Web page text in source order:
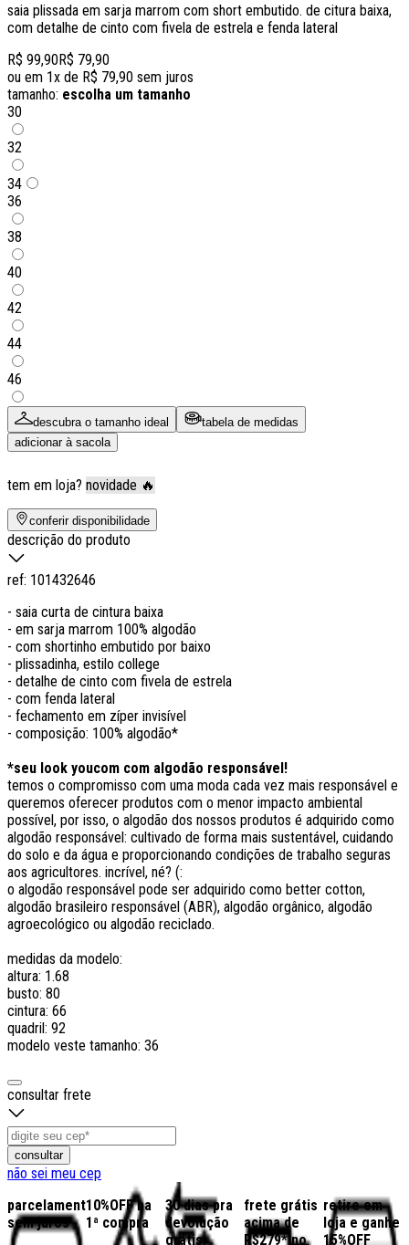
saia plissada em sarja marrom com short embutido. de citura baixa,
com detalhe de cinto com fivela de estrela e fenda lateral
R$ 99,90R$ 79,90
ou em 1x de R$ 79,90 sem juros
tamanho: escolha um tamanho
30
32
34
36
38
40
42
44
46
descubra o tamanho ideal
tabela de medidas
adicionar à sacola
tem em loja? novidade 🔥
conferir disponibilidade
descrição do produto
ref: 101432646
- saia curta de cintura baixa
- em sarja marrom 100% algodão
- com shortinho embutido por baixo
- plissadinha, estilo college
- detalhe de cinto com fivela de estrela
- com fenda lateral
- fechamento em zíper invisível
- composição: 100% algodão*
*seu look youcom com algodão responsável!
temos o compromisso com uma moda cada vez mais responsável e
queremos oferecer produtos com o menor impacto ambiental
possível, por isso, o algodão dos nossos produtos é adquirido como
algodão responsável: cultivado de forma mais sustentável, cuidando
do solo e da água e proporcionando condições de trabalho seguras
aos agricultores. incrível, né? (:
o algodão responsável pode ser adquirido como better cotton,
algodão brasileiro responsável (ABR), algodão orgânico, algodão
agroecológico ou algodão reciclado.
medidas da modelo:
altura: 1.68
busto: 80
cintura: 66
quadril: 92
modelo veste tamanho: 36
consultar frete
consultar
não sei meu cep
parcelamento
sem juros
10%OFF na
1ª compra
30 dias pra
devolução
grátis
frete grátis
acima de
R$279* no
retire em
loja e ganhe
15%OFF